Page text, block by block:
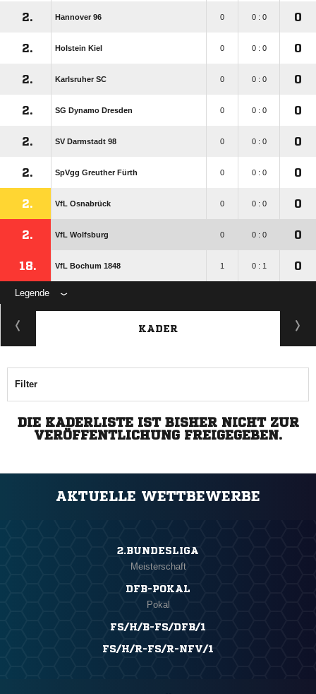
2. Hannover 96 0 0 : 0 0
2. Holstein Kiel 0 0 : 0 0
2. Karlsruher SC 0 0 : 0 0
2. SG Dynamo Dresden 0 0 : 0 0
2. SV Darmstadt 98 0 0 : 0 0
2. SpVgg Greuther Fürth 0 0 : 0 0
2. VfL Osnabrück 0 0 : 0 0
2. VfL Wolfsburg 0 0 : 0 0
18. VfL Bochum 1848 1 0 : 1 0
Legende
KADER
Filter
DIE KADERLISTE IST BISHER NICHT ZUR
VERÖFFENTLICHUNG FREIGEGEBEN.
AKTUELLE WETTBEWERBE
2.BUNDESLIGA
Meisterschaft
DFB-POKAL
Pokal
FS/H/B-FS/DFB/1
FS/H/R-FS/R-NFV/1